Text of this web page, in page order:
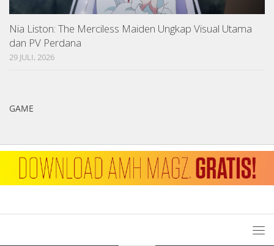
Nia Liston: The Merciless Maiden Ungkap Visual Utama
dan PV Perdana
29 JULI, 2026
GAME